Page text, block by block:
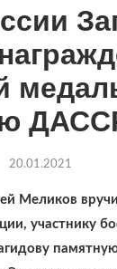
20.01.2021
Меликов
участнику